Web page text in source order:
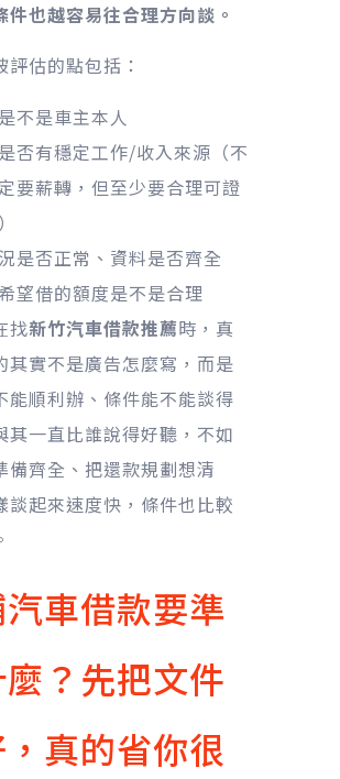
件也越容易往合理方向談。
評估的點包括：
不是車主本人
否有穩定工作/收入來源（不
要薪轉，但至少要合理可證
是否正常、資料是否齊全
望借的額度是不是合理
找新竹汽車借款推薦時，真
其實不是廣告怎麼寫，而是
能順利辦、條件能不能談得
其一直比誰說得好聽，不如
備齊全、把還款規劃想清
談起來速度快，條件也比較
車借款要準
？先把文件
真的省你很